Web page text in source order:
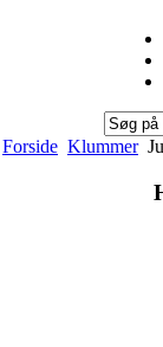
Forside Klummer